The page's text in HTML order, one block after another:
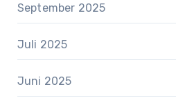
September 2025
Juli 2025
Juni 2025